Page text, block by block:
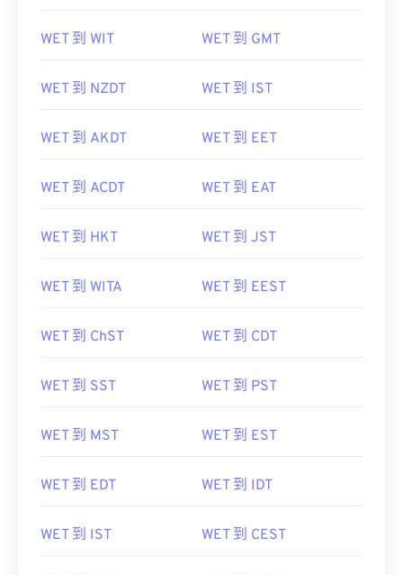
WET 到 WIT WET 到 GMT
WET 到 NZDT WET 到 IST
WET 到 AKDT WET 到 EET
WET 到 ACDT WET 到 EAT
WET 到 HKT WET 到 JST
WET 到 WITA WET 到 EEST
WET 到 ChST WET 到 CDT
WET 到 SST WET 到 PST
WET 到 MST WET 到 EST
WET 到 EDT WET 到 IDT
WET 到 IST WET 到 CEST